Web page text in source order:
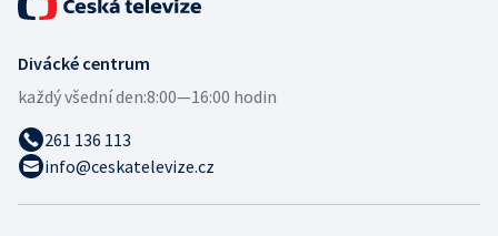
Divácké centrum
každý všední den:8:00—16:00 hodin
261 136 113
info@ceskatelevize.cz